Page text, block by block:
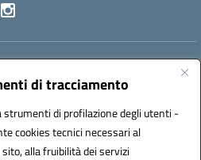
di tracciamento
di profilazione degli utenti -
cookies tecnici necessari al
alla fruibilità dei servizi
FGTD02000P@istruzione.it